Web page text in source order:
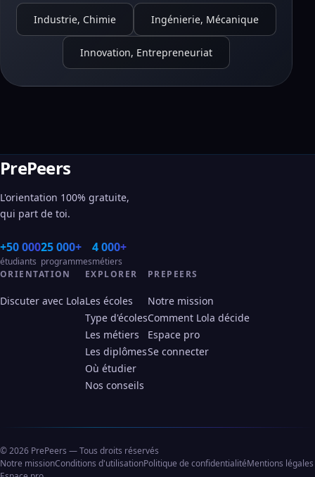
Industrie, Chimie Ingénierie, Mécanique
Innovation, Entrepreneuriat
PrePeers
L'orientation 100% gratuite,
qui part de toi.
+50 000
étudiants
25 000+
programmes
4 000+
métiers
ORIENTATION
Discuter avec Lola
EXPLORER
Les écoles
Type d'écoles
Les métiers
Les diplômes
Où étudier
Nos conseils
PREPEERS
Notre mission
Comment Lola décide
Espace pro
Se connecter
© 2026 PrePeers — Tous droits réservés
Notre missionConditions d'utilisationPolitique de confidentialitéMentions légales